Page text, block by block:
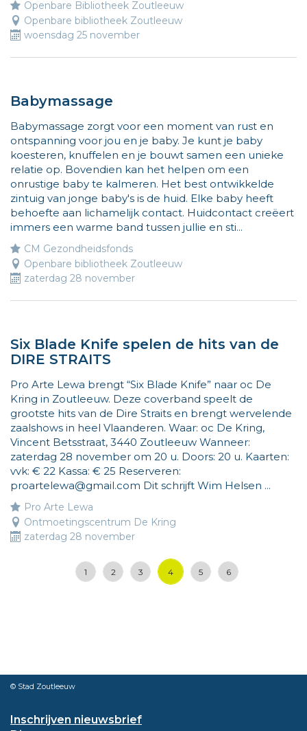
Openbare Bibliotheek Zoutleeuw
Openbare bibliotheek Zoutleeuw
woensdag 25 november
Babymassage
Babymassage zorgt voor een moment van rust en
ontspanning voor jou en je baby. Je kunt je baby
koesteren, knuffelen en je bouwt samen een unieke
relatie op. Bovendien kan het helpen om een
onrustige baby te kalmeren. Het best ontwikkelde
zintuig van jonge baby's is de huid. Elke baby heeft
behoefte aan lichamelijk contact. Huidcontact creëert
immers een warme band tussen jullie en sti...
CM Gezondheidsfonds
Openbare bibliotheek Zoutleeuw
zaterdag 28 november
Six Blade Knife spelen de hits van de
DIRE STRAITS
Pro Arte Lewa brengt “Six Blade Knife” naar oc De
Kring in Zoutleeuw. Deze coverband speelt de
grootste hits van de Dire Straits en brengt wervelende
zaalshows in heel Vlaanderen. Waar: oc De Kring,
Vincent Betsstraat, 3440 Zoutleeuw Wanneer:
zaterdag 28 november om 20 u. Doors: 20 u. Kaarten:
vvk: € 22 Kassa: € 25 Reserveren:
proartelewa@gmail.com Dit schrijft Wim Helsen ...
Pro Arte Lewa
Ontmoetingscentrum De Kring
zaterdag 28 november
1 2 3 4 5 6
© Stad Zoutleeuw
Inschrijven nieuwsbrief